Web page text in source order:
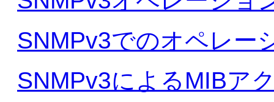
SNMPv3でのオペレー
SNMPv3によるMIBア